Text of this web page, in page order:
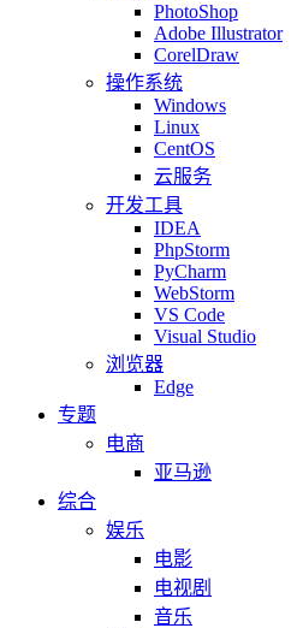
PhotoShop
Adobe Illustrator
CorelDraw
操作系统
Windows
Linux
CentOS
云服务
开发工具
IDEA
PhpStorm
PyCharm
WebStorm
VS Code
Visual Studio
浏览器
Edge
专题
电商
亚马逊
综合
娱乐
电影
电视剧
音乐